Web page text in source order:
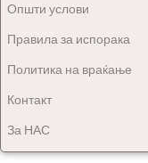
Општи услови
Правила за испорака
Политика на враќање
Контакт
За НАС